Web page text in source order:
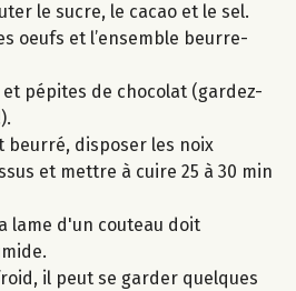
le sucre, le cacao et le sel.
oeufs et l’ensemble beurre-
et pépites de chocolat (gardez-
beurré, disposer les noix
et mettre à cuire 25 à 30 min
lame d'un couteau doit
il peut se garder quelques